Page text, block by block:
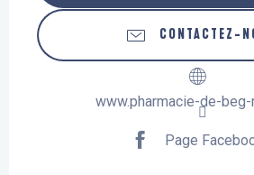
CONTACTEZ-
www.pharmacie-de-
Page